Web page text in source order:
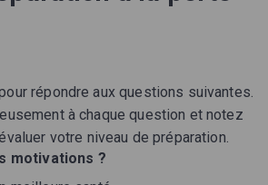
répondre aux questions suivantes.
à chaque question et notez
votre niveau de préparation.
motivations ?